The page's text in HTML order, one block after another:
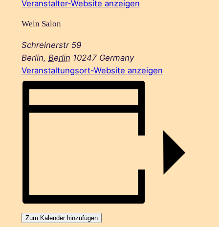
Veranstalter-Website anzeigen
Wein Salon
Schreinerstr 59
Berlin, Berlin 10247 Germany
Veranstaltungsort-Website anzeigen
Zum Kalender hinzufügen